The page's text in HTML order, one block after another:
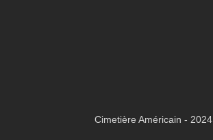
Cimetière Américain - 2024